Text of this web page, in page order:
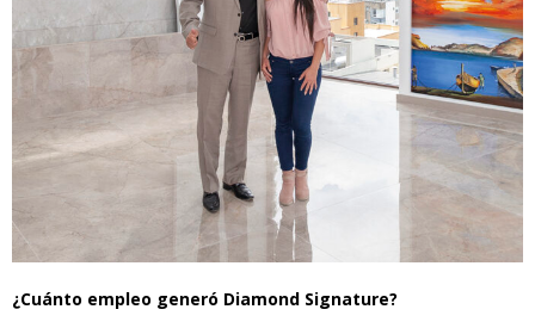
¿Cuánto empleo generó Diamond Signature?